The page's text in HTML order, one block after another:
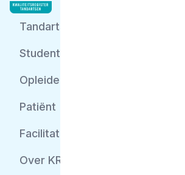
Tandarts
Student
Opleider
Patiënt
Facilitator
Over KRT